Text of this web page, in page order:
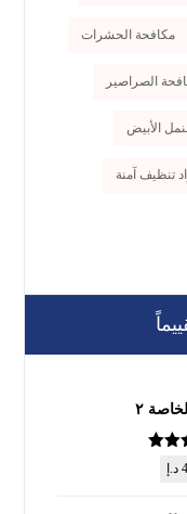
مكافحة الحشرات
الصراصير
الأبيض
تنظيف آمنة
٢
د.إ